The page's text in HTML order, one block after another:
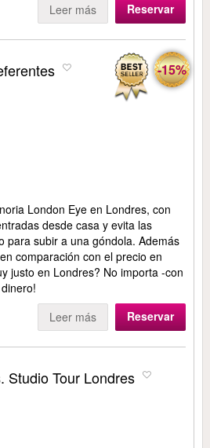
Leer más Reservar
-15%
London Eye en Londres, con
desde casa y evita las
para subir a una góndola. Además
comparación con el precio en
justo en Londres? No importa -con
Leer más Reservar
Studio Tour Londres